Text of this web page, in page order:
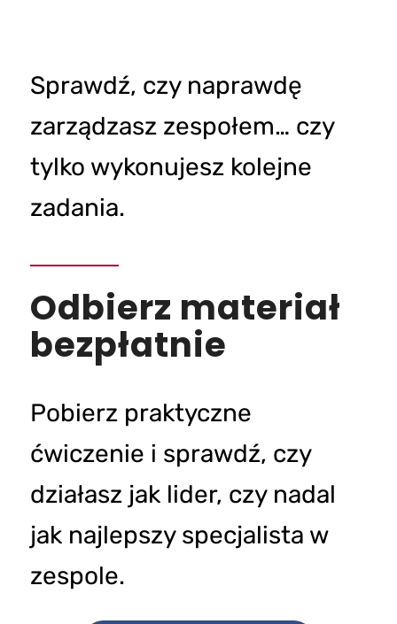
Sprawdź, czy naprawdę
zarządzasz zespołem… czy
tylko wykonujesz kolejne
zadania.
Odbierz materiał
bezpłatnie
Pobierz praktyczne
ćwiczenie i sprawdź, czy
działasz jak lider, czy nadal
jak najlepszy specjalista w
zespole.